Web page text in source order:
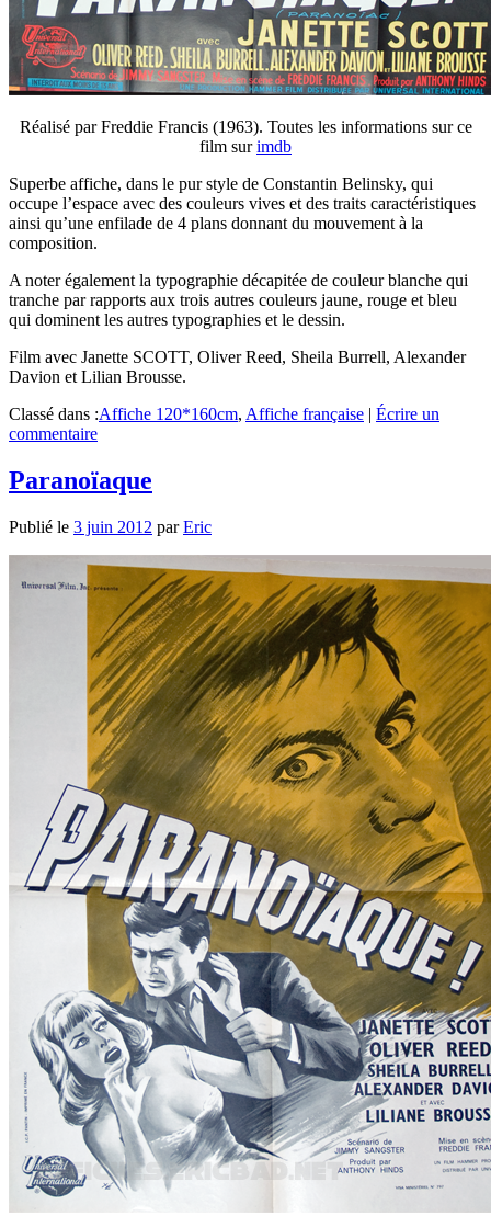
Réalisé par Freddie Francis (1963). Toutes les informations sur ce
film surimdb
Superbe affiche, dans le pur style de Constantin Belinsky, qui
occupe l’espace avec des couleurs vives et des traits caractéristiques
ainsi qu’une enfilade de 4 plans donnant du mouvement à la
composition.
A noter également la typographie décapitée de couleur blanche qui
tranche par rapports aux trois autres couleurs jaune, rouge et bleu
qui dominent les autres typographies et le dessin.
Film avec Janette SCOTT, Oliver Reed, Sheila Burrell, Alexander
Davion et Lilian Brousse.
Classé dans :Affiche 120*160cm, Affiche française | Écrire un
commentaire
Paranoïaque
Publié le 3 juin 2012 parEric